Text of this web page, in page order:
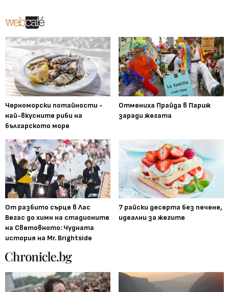
Черноморски потайности -
най-вкусните риби на
българското море
Отмениха Прайда в Париж
заради жегата
От разбито сърце в Лас
Вегас до химн на стадионите
на Световното: Чудната
история на Mr. Brightside
7 райски десерта без печене,
идеални за жегите